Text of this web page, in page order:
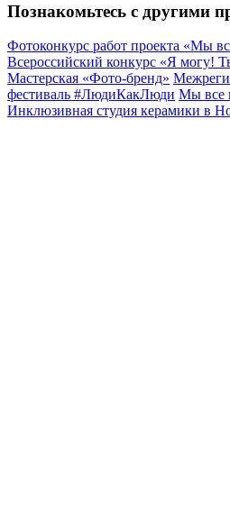
Познакомьтесь с другими
Фотоконкурс работ проекта «Мы
Всероссийский конкурс «Я могу!
Мастерская «Фото-бренд»
фестиваль #ЛюдиКакЛюди Мы все
Инклюзивная студия керамики в